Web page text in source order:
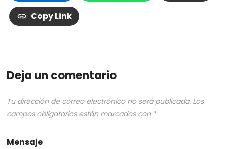
Copy Link
Deja un comentario
Tu dirección de correo electrónico no será publicada. Los
campos obligatorios están marcados con *
Mensaje